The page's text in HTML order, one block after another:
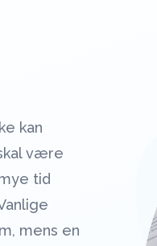
kan
være
tid
mens en